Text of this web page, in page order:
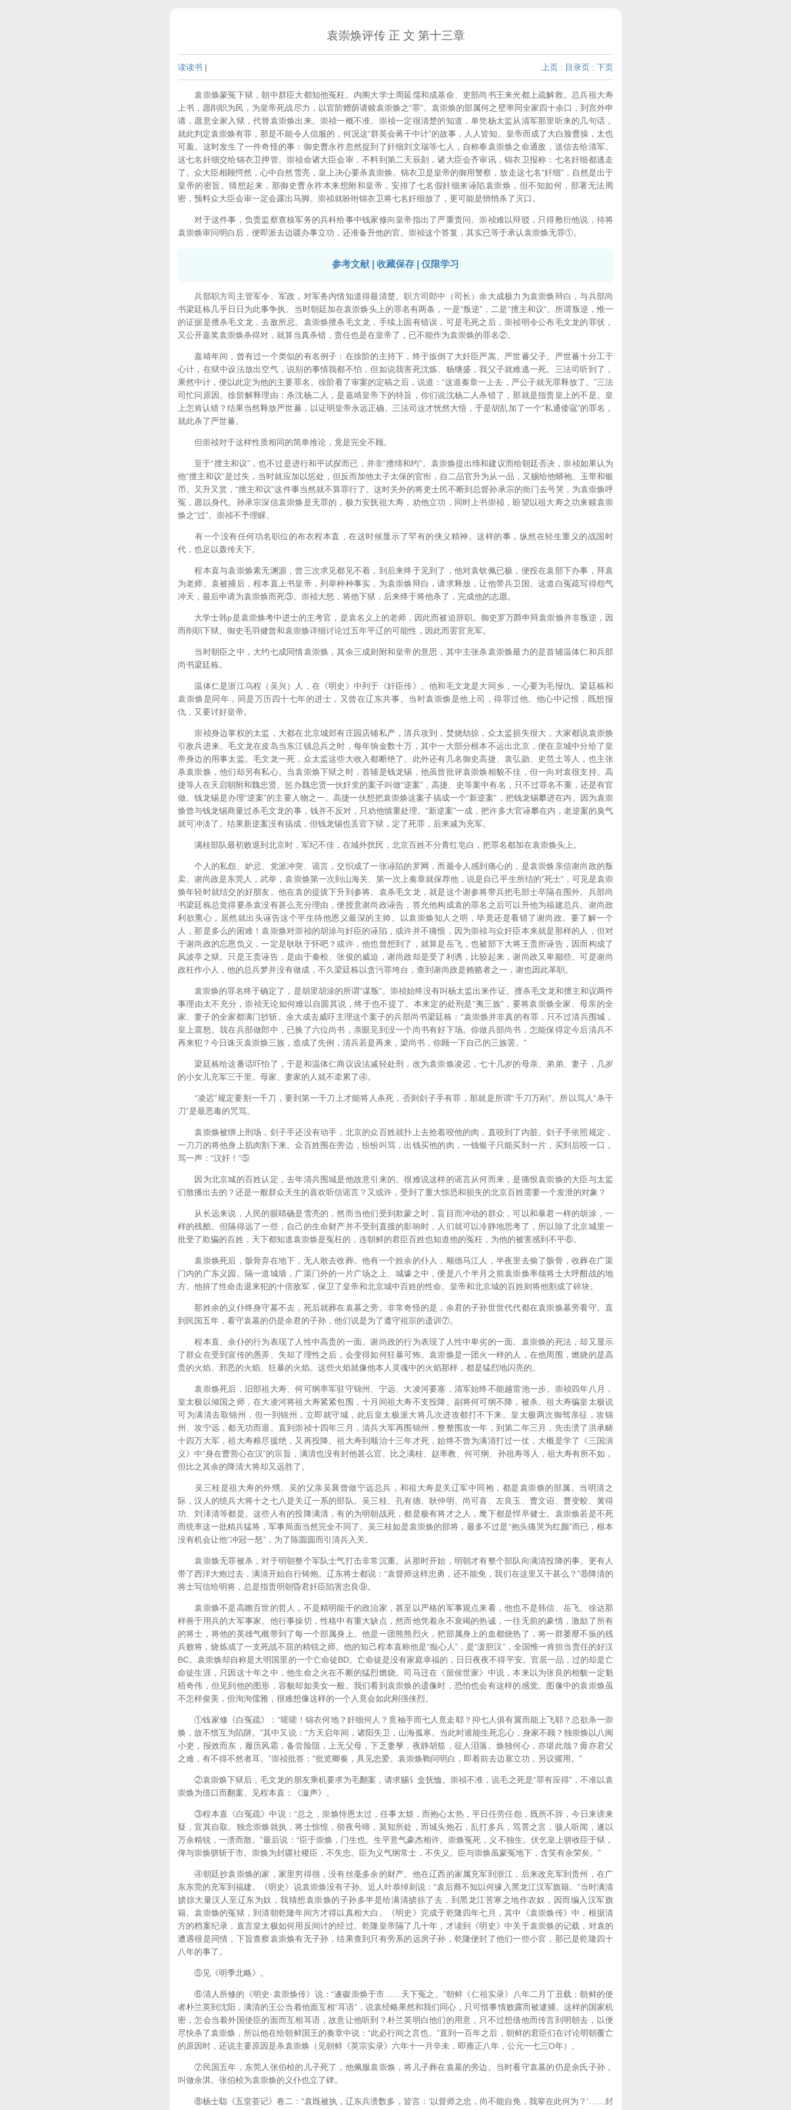
袁崇焕评传 正 文 第十三章
读读书 | 上页 : 目录页 : 下页
袁崇焕蒙冤下狱，朝中群臣大都知他冤枉。内阁大学士周延儒和成基命、吏部尚书王来光都上疏解救。总兵祖大寿
上书，愿削职为民，为皇帝死战尽力，以官阶赠荫请赎袁崇焕之“罪”。袁崇焕的部属何之壁率同全家四十余口，到宫外申
请，愿意全家入狱，代替袁崇焕出来。崇祯一概不准。崇祯一定很清楚的知道，单凭杨太监从清军那里听来的几句话，
就此判定袁崇焕有罪，那是不能令人信服的，何况这“群英会蒋干中计”的故事，人人皆知。皇帝而成了大白脸曹操，太也
可羞。这时发生了一件奇怪的事：御史曹永祚忽然捉到了奸细刘文瑞等七人，自称奉袁崇焕之命通敌，送信去给清军。
这七名奸细交给锦衣卫押管。崇祯命诸大臣会审，不料到第二天辰刻，诸大臣会齐审讯，锦衣卫报称：七名奸细都逃走
了。众大臣相顾愕然，心中自然雪亮，皇上决心要杀袁崇焕。锦衣卫是皇帝的御用警察，放走这七名“奸细”，自然是出于
皇帝的密旨。猜想起来，那御史曹永祚本来想附和皇帝，安排了七名假奸细来诬陷袁崇焕，但不知如何，部署无法周
密，预料众大臣会审一定会露出马脚。崇祯就吩咐锦衣卫将七名奸细放了，更可能是悄悄杀了灭口。
对于这件事，负责监察查核军务的兵科给事中钱家修向皇帝指出了严重责问。崇祯难以辩驳，只得敷衍他说，待将
袁崇焕审问明白后，便即派去边疆办事立功，还准备升他的官。崇祯这个答复，其实已等于承认袁崇焕无罪①。
参考文献 | 收藏保存 | 仅限学习
兵部职方司主管军令、军政，对军务内情知道得最清楚。职方司郎中（司长）余大成极力为袁崇焕辩白，与兵部尚
书梁廷栋几乎日日为此事争执。当时朝廷加在袁崇焕头上的罪名有两条，一是“叛逆”，二是“擅主和议”。所谓叛逆，惟一
的证据是擅杀毛文龙，去敌所忌。袁崇焕擅杀毛文龙，手续上固有错误，可是毛死之后，崇祯明令公布毛文龙的罪状，
又公开嘉奖袁崇焕杀得对，就算当真杀错，责任也是在皇帝了，已不能作为袁崇焕的罪名②。
嘉靖年间，曾有过一个类似的有名例子：在徐阶的主持下，终于扳倒了大奸臣严嵩、严世蕃父子。严世蕃十分工于
心计，在狱中设法放出空气，说别的事情我都不怕，但如说我害死沈炼、杨继盛，我父子就难逃一死。三法司听到了，
果然中计，便以此定为他的主要罪名。徐阶看了审案的定稿之后，说道：“这道奏章一上去，严公子就无罪释放了。”三法
司忙问原因。徐阶解释理由：杀沈杨二人，是嘉靖皇帝下的特旨，你们说沈杨二人杀错了，那就是指责皇上的不是。皇
上怎肯认错？结果当然释放严世蕃，以证明皇帝永远正确。三法司这才恍然大悟，于是胡乱加了一个“私通倭寇”的罪名，
就此杀了严世蕃。
但崇祯对于这样性质相同的简单推论，竟是完全不顾。
至于“擅主和议”，也不过是进行和平试探而已，并非“擅缔和约”。袁崇焕提出缔和建议而给朝廷否决，崇祯如果认为
他“擅主和议”是过失，当时就应加以惩处，但反而加他太子太保的官衔，自二品官升为从一品，又赐给他蟒袍、玉带和银
币。又升又赏，“擅主和议”这件事当然就不算罪行了。这时关外的将吏士民不断到总督孙承宗的衙门去号哭，为袁崇焕呼
冤，愿以身代。孙承宗深信袁崇焕是无罪的，极力安抚祖大寿，劝他立功，同时上书崇祯，盼望以祖大寿之功来赎袁崇
焕之“过”。崇祯不予理睬。
有一个没有任何功名职位的布衣程本直，在这时候显示了罕有的侠义精神。这样的事，纵然在轻生重义的战国时
代，也足以轰传天下。
程本直与袁崇焕素无渊源，曾三次求见都见不着，到后来终于见到了，他对袁钦佩已极，便投在袁部下办事，拜袁
为老师。袁被捕后，程本直上书皇帝，列举种种事实，为袁崇焕辩白，请求释放，让他带兵卫国。这道白冤疏写得怨气
冲天，最后申请为袁崇焕而死③。崇祯大怒，将他下狱，后来终于将他杀了，完成他的志愿。
大学士韩p是袁崇焕考中进士的主考官，是袁名义上的老师，因此而被迫辞职。御史罗万爵申辩袁崇焕并非叛逆，因
而削职下狱。御史毛羽健曾和袁崇焕详细讨论过五年平辽的可能性，因此而罢官充军。
当时朝臣之中，大约七成同情袁崇焕，其余三成则附和皇帝的意思，其中主张杀袁崇焕最力的是首辅温体仁和兵部
尚书梁廷栋。
温体仁是浙江乌程（吴兴）人，在《明史》中列于《奸臣传》。他和毛文龙是大同乡，一心要为毛报仇。梁廷栋和
袁崇焕是同年，同是万历四十七年的进士，又曾在辽东共事。当时袁崇焕是他上司，得罪过他。他心中记恨，既想报
仇，又要讨好皇帝。
崇祯身边掌权的太监，大都在北京城郊有庄园店铺私产，清兵攻到，焚烧劫掠，众太监损失很大，大家都说袁崇焕
引敌兵进来。毛文龙在皮岛当东江镇总兵之时，每年饷金数十万，其中一大部分根本不运出北京，便在京城中分给了皇
帝身边的用事太监。毛文龙一死，众太监这些大收入都断绝了。此外还有几名御史高捷、袁弘勋、史范土等人，也主张
杀袁崇焕，他们却另有私心。当袁崇焕下狱之时，首辅是钱龙锡，他虽曾批评袁崇焕相貌不佳，但一向对袁很支持。高
捷等人在天启朝附和魏忠贤。惩办魏忠贤一伙奸党的案子叫做“逆案”，高捷、史等案中有名，只不过罪名不重，还是有官
做。钱龙锡是办理“逆案”的主要人物之一。高捷一伙想把袁崇焕这案子搞成一个“新逆案”，把钱龙锡攀进在内。因为袁崇
焕曾与钱龙锡商量过杀毛文龙的事，钱并不反对，只劝他慎重处理。“新逆案”一成，把许多大官诬攀在内，老逆案的臭气
就可冲淡了。结果新逆案没有搞成，但钱龙锡也丢官下狱，定了死罪，后来减为充军。
满桂部队最初败退到北京时，军纪不佳，在城外扰民，北京百姓不分青红皂白，把罪名都加在袁崇焕头上。
个人的私怨、妒忌、党派冲突、谣言，交织成了一张诬陷的罗网，而最令人感到痛心的，是袁崇焕亲信谢尚政的叛
卖。谢尚政是东莞人，武举，袁崇焕第一次到山海关、第一次上奏章就保荐他，说是自己平生所结的“死士”，可见是袁崇
焕年轻时就结交的好朋友。他在袁的提拔下升到参将。袁杀毛文龙，就是这个谢参将带兵把毛部士卒隔在围外。兵部尚
书梁廷栋总觉得要杀袁没有甚么充分理由，便授意谢尚政诬告，答允他构成袁的罪名之后可以升他为福建总兵。谢尚政
利欲熏心，居然就出头诬告这个平生待他恩义最深的主帅。以袁崇焕知人之明，毕竟还是看错了谢尚政。要了解一个
人，那是多么的困难！袁崇焕对崇祯的胡涂与奸臣的诬陷，或许并不痛恨，因为崇祯与众奸臣本来就是那样的人，但对
于谢尚政的忘恩负义，一定是耿耿于怀吧？或许，他也曾想到了，就算是岳飞，也被部下大将王贵所诬告，因而构成了
风波亭之狱。只是王贵诬告，是由于秦桧、张俊的威迫，谢尚政却是受了利诱，比较起来，谢尚政又卑鄙些。可是谢尚
政枉作小人，他的总兵梦并没有做成，不久梁廷栋以贪污罪垮台，查到谢尚政是贿赂者之一，谢也因此革职。
袁崇焕的罪名终于确定了，是胡里胡涂的所谓“谋叛”。崇祯始终没有叫杨太监出来作证。擅杀毛文龙和擅主和议两件
事理由太不充分，崇祯无论如何难以自圆其说，终于也不提了。本来定的处刑是“夷三族”，要将袁崇焕全家、母亲的全
家、妻子的全家都满门抄斩。余大成去威吓主理这个案子的兵部尚书梁廷栋：“袁崇焕并非真的有罪，只不过清兵围城，
皇上震怒。我在兵部做郎中，已换了六位尚书，亲眼见到没一个尚书有好下场。你做兵部尚书，怎能保得定今后清兵不
再来犯？今日诛灭袁崇焕三族，造成了先例，清兵若是再来，梁尚书，你顾一下自己的三族罢。”
梁廷栋给这番话吓怕了，于是和温体仁商议设法减轻处刑，改为袁崇焕凌迟，七十几岁的母亲、弟弟、妻子，几岁
的小女儿充军三千里。母家、妻家的人就不牵累了④。
“凌迟”规定要割一千刀，要到第一千刀上才能将人杀死，否则刽子手有罪，那就是所谓“千刀万剐”。所以骂人“杀千
刀”是最恶毒的咒骂。
袁崇焕被绑上刑场，刽子手还没有动手，北京的众百姓就扑上去抢着咬他的肉，直咬到了内脏。刽子手依照规定，
一刀刀的将他身上肌肉割下来。众百姓围在旁边，纷纷叫骂，出钱买他的肉，一钱银子只能买到一片，买到后咬一口，
骂一声：“汉奸！”⑤
因为北京城的百姓认定，去年清兵围城是他故意引来的。很难说这样的谣言从何而来，是痛恨袁崇焕的大臣与太监
们散播出去的？还是一般群众天生的喜欢听信谣言？又或许，受到了重大惊恐和损失的北京百姓需要一个发泄的对象？
从长远来说，人民的眼睛确是雪亮的，然而当他们受到欺蒙之时，盲目而冲动的群众，可以和暴君一样的胡涂，一
样的残酷。但隔得远了一些，自己的生命财产并不受到直接的影响时，人们就可以冷静地思考了，所以除了北京城里一
批受了欺骗的百姓，天下都知道袁崇焕是冤枉的，连朝鲜的君臣百姓也知道他的冤枉，为他的被害感到不平⑥。
袁崇焕死后，骸骨弃在地下，无人敢去收葬。他有一个姓余的仆人，顺德马江人，半夜里去偷了骸骨，收葬在广渠
门内的广东义园。隔一道城墙，广渠门外的一片广场之上、城壕之中，便是八个半月之前袁崇焕率领将士大呼酣战的地
方。他拚了性命击退来犯的十倍敌军，保卫了皇帝和北京城中百姓的性命。皇帝和北京城的百姓则将他割成了碎块。
那姓余的义仆终身守墓不去，死后就葬在袁墓之旁。非常奇怪的是，余君的子孙世世代代都在袁崇焕墓旁看守。直
到民国五年，看守袁墓的仍是余君的子孙，他们说是为了遵守祖宗的遗训⑦。
程本直、余仆的行为表现了人性中高贵的一面。谢尚政的行为表现了人性中卑劣的一面。袁崇焕的死法，却又显示
了群众在受到宣传的愚弄、失却了理性之后，会变得如何狂暴可怖。袁崇焕是一团火一样的人，在他周围，燃烧的是高
贵的火焰、邪恶的火焰、狂暴的火焰。这些火焰就像他本人灵魂中的火焰那样，都是猛烈地闪亮的。
袁崇焕死后，旧部祖大寿、何可纲率军驻守锦州、宁远、大凌河要塞，清军始终不能越雷池一步。崇祯四年八月，
皇太极以倾国之师，在大凌河将祖大寿紧紧包围，十月间祖大寿不支投降。副将何可纲不降，被杀。祖大寿骗皇太极说
可为满清去取锦州，但一到锦州，立即就守城，此后皇太极派大将几次进攻都打不下来。皇太极两次御驾亲征，攻锦
州、攻宁远，都无功而退。直到崇祯十四年三月，清兵大军再围锦州，整整围攻一年，到第二年三月，先击溃了洪承畴
十四万大军，祖大寿粮尽援绝，又再投降。祖大寿到顺治十三年才死，始终不曾为满清打过一仗，大概是学了《三国演
义》中“身在曹营心在汉”的宗旨，满清也没有封他甚么官。比之满桂、赵率教、何可纲、孙祖寿等人，祖大寿有所不如，
但比之其余的降清大将却又远胜了。
吴三桂是祖大寿的外甥。吴的父亲吴襄曾做宁远总兵，和祖大寿是关辽军中同袍，都是袁崇焕的部属。当明清之
际，汉人的统兵大将十之七八是关辽一系的部队。吴三桂、孔有德、耿仲明、尚可喜、左良玉、曹文诏、曹变蛟、黄得
功、刘泽清等都是。这些人有的投降满清，有的为明朝战死，都是极有将才之人，麾下都是悍卒健士。袁崇焕若是不死
而统率这一批精兵猛将，军事局面当然完全不同了。吴三桂如是袁崇焕的部将，最多不过是“抱头痛哭为红颜”而已，根本
没有机会让他“冲冠一怒”，为了陈圆圆而引清兵入关。
袁崇焕无罪被杀，对于明朝整个军队士气打击非常沉重。从那时开始，明朝才有整个部队向满清投降的事。更有人
带了西洋大炮过去，满清开始自行铸炮。辽东将士都说：“袁督师这样忠勇，还不能免，我们在这里又干甚么？”⑧降清的
将士写信给明将，总是指责明朝昏君奸臣陷害忠良⑨。
袁崇焕不是高瞻百世的哲人，不是精明能干的政治家，甚至以严格的军事观点来看，他也不是韩信、岳飞、徐达那
样善于用兵的大军事家。他行事操切，性格中有重大缺点，然而他凭着永不衰竭的热诚，一往无前的豪情，激励了所有
的将士，将他的英雄气概带到了每一个部属身上。他是一团熊熊烈火，把部属身上的血都烧热了，将一群萎靡不振的残
兵败将，烧炼成了一支死战不屈的精锐之师。他的知己程本直称他是“痴心人”，是“泼胆汉”，全国惟一肯担当责任的好汉
BC。袁崇焕却自称是大明国里的一个亡命徒BD。亡命徒是没有家庭幸福的，日日夜夜不得平安。官居一品，过的却是亡
命徒生涯，只因这十年之中，他生命之火在不断的猛烈燃烧。司马迁在《留侯世家》中说，本来以为张良的相貌一定魁
梧奇伟，但见到他的图形，容貌却如美女一般。我们看到袁崇焕的遗像时，恐怕也会有这样的感觉。图像中的袁崇焕虽
不怎样俊美，但洵洵儒雅，很难想像这样的一个人竟会如此刚强侠烈。
①钱家修《白冤疏》：“嗟嗟！锦衣何地？奸细何人？竟袖手而七人竟走耶？抑七人俱有翼而能上飞耶？总欲杀一崇
焕，故不惜互为陷阱。”其中又说：“方天启年间，诸阳失卫，山海孤寒。当此时谁能生死忘心，身家不顾？独崇焕以八闽
小吏，报效而东，履历风霜，备尝险阻，上无父母，下乏妻孥，夜静胡笳，征人泪落。焕独何心，亦堪此哉？毋亦君父
之难，有不得不然者耳。”崇祯批答：“批览卿奏，具见忠爱。袁崇焕鞫问明白，即着前去边塞立功，另议擢用。”
②袁崇焕下狱后，毛文龙的朋友乘机要求为毛翻案，请求赐讠盒抚恤。崇祯不准，说毛之死是“罪有应得”，不准以袁
崇焕为借口而翻案。见程本直：《漩声》。
③程本直《白冤疏》中说：“总之，崇焕恃恩太过，任事太烦，而抱心太热，平日任劳任怨，既所不辞，今日来谤来
疑，宜其自取。独念崇焕就执，将士惊惶，彻夜号啼，莫知所处，而城头炮石，乱打多兵，骂詈之言，骇人听闻，遂以
万余精锐，一溃而散。”最后说：“臣于崇焕，门生也。生平意气豪杰相许。崇焕冤死，义不独生。伏乞皇上骈收臣于狱，
俾与崇焕骈斩于市。崇焕为封疆社稷臣，不失忠。臣为义气纲常士，不失义。臣与崇焕虽蒙冤地下，含笑有余荣矣。”
④朝廷抄袁崇焕的家，家里穷得很，没有丝毫多余的财产。他在辽西的家属充军到浙江，后来改充军到贵州，在广
东东莞的充军到福建。《明史》说袁崇焕没有子孙。近人叶恭绰则说：“袁后裔不知以何缘入黑龙江汉军旗籍。”当时满清
掳掠大量汉人至辽东为奴，我猜想袁崇焕的子孙多半是给满清掳掠了去，到黑龙江苦寒之地作农奴，因而编入汉军旗
籍。袁崇焕的冤狱，到清朝乾隆年间方才得以真相大白。《明史》完成于乾隆四年七月，其中《袁崇焕传》中，根据清
方的档案纪录，直言皇太极如何用反间计的经过。乾隆皇帝隔了几十年，才读到《明史》中关于袁崇焕的记载，对袁的
遭遇很是同情，下旨查察袁崇焕有无子孙，结果查到只有旁系的远房子孙，乾隆便封了他们一些小官，那已是乾隆四十
八年的事了。
⑤见《明季北略》。
⑥清人所修的《明史·袁崇焕传》说：“遂磔崇焕于市……天下冤之。”朝鲜《仁祖实录》八年二月丁丑载：朝鲜的使
者朴兰英到沈阳，满清的王公当着他面互相“耳语”，说袁经略果然和我们同心，只可惜事情败露而被逮捕。这样的国家机
密，怎会当着外国使臣的面而互相耳语，故意让他听到？朴兰英明白他们的用意，只不过想借他而传言到明朝去，以便
尽快杀了袁崇焕，所以他在给朝鲜国王的奏章中说：“此必行间之言也。”直到一百年之后，朝鲜的君臣们在讨论明朝覆亡
的原因时，还说主要原因是杀袁崇焕（见朝鲜《英宗实录》六年十一月辛未，即雍正八年，公元一七三O年）。
⑦民国五年，东莞人张伯桢的儿子死了，他佩服袁崇焕，将儿子葬在袁墓的旁边。当时看守袁墓的仍是佘氏子孙，
叫做余淇。张伯桢为袁崇焕的义仆也立了碑。
⑧杨士聪《五堂荟记》卷二：“袁既被执，辽东兵溃数多，皆言：‘以督师之忠，尚不能自免，我辈在此何为？’……封